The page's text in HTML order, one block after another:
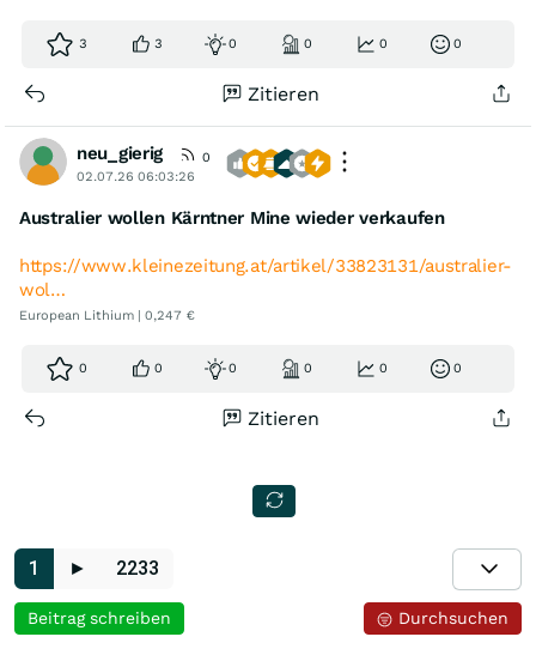
3 3 0 0 0 0
Zitieren
neu_gierig
0
02.07.26 06:03:26
Australier wollen Kärntner Mine wieder verkaufen
https://www.kleinezeitung.at/artikel/33823131/australier-
wol…
European Lithium | 0,247 €
0 0 0 0 0 0
Zitieren
1 ► 2233
Durchsuchen
Beitrag schreiben